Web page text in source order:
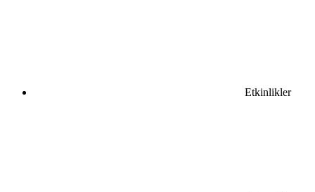
Etkinlikler